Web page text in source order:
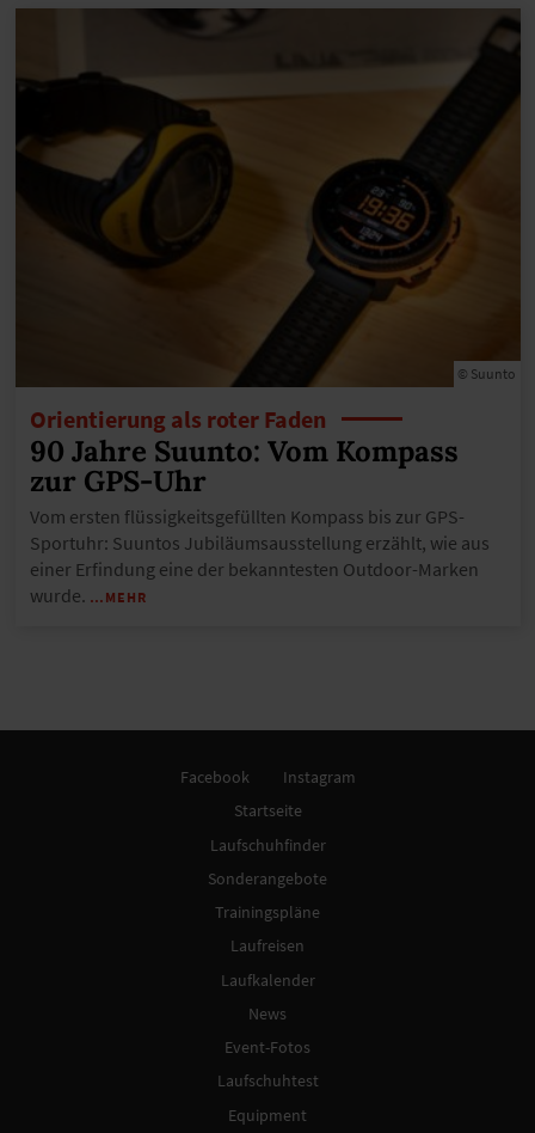
© Suunto
Orientierung als roter Faden
90 Jahre Suunto: Vom Kompass
zur GPS-Uhr
Vom ersten flüssigkeitsgefüllten Kompass bis zur GPS-
Sportuhr: Suuntos Jubiläumsausstellung erzählt, wie aus
einer Erfindung eine der bekanntesten Outdoor-Marken
wurde. …MEHR
Facebook
Instagram
Startseite
Laufschuhfinder
Sonderangebote
Trainingspläne
Laufreisen
Laufkalender
News
Event-Fotos
Laufschuhtest
Equipment